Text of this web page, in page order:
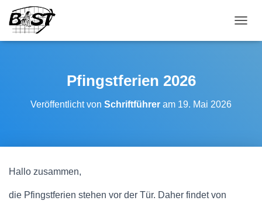
Pfingstferien 2026
Veröffentlicht von Schriftführer am 19. Mai 2026
Hallo zusammen,
die Pfingstferien stehen vor der Tür. Daher findet von